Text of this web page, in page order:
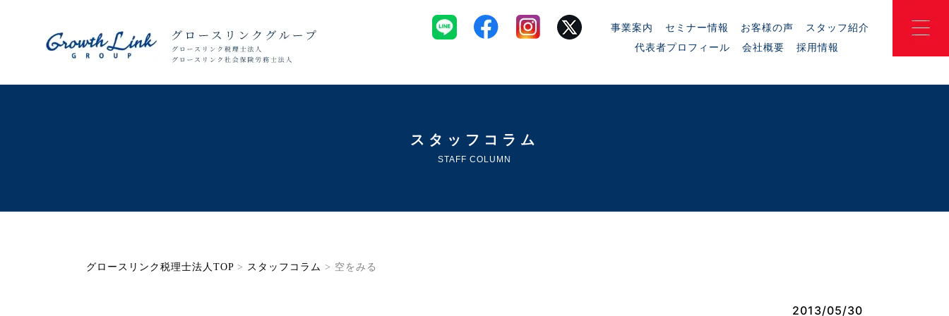
事業案内 セミナー情報 お客様の声
スタッフ紹介
代表者プロフィール
会社概要 採用情報
スタッフコラム
STAFF COLUMN
グロースリンク税理士法人TOP > スタッフコラム > 空をみる
2013/05/30